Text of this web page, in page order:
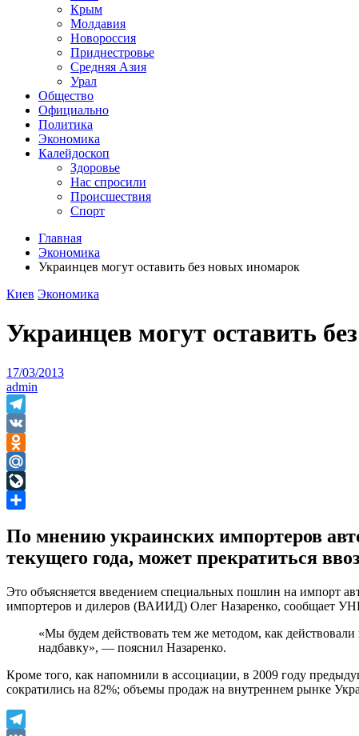
Крым
Молдавия
Новороссия
Приднестровье
Средняя Азия
Урал
Общество
Официально
Политика
Экономика
Калейдоскоп
Здоровье
Нас спросили
Происшествия
Спорт
Главная
Экономика
Украинцев могут оставить без новых иномарок
Киев Экономика
Украинцев могут оставить
17/03/2013
admin
Telegram
VK
Odnoklassniki
Mail.Ru
LiveJournal
По мнению украинских импортеров
текущего года, может прекратиться
Это объясняется введением специальных пошлин на импорт
импортеров и дилеров (ВАИИД) Олег Назаренко, сообщает
«Мы будем действовать тем же методом, как
надбавку», — пояснил Назаренко.
Кроме того, как напомнили в ассоциации, в 2009 году
сократились на 82%; объемы продаж на внутреннем рынке